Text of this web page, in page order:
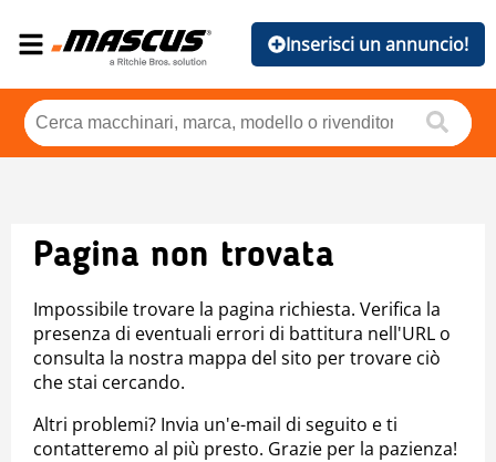
Inserisci un annuncio!
Pagina non trovata
Impossibile trovare la pagina richiesta. Verifica la
presenza di eventuali errori di battitura nell'URL o
consulta la nostra mappa del sito per trovare ciò
che stai cercando.
Altri problemi? Invia un'e-mail di seguito e ti
contatteremo al più presto. Grazie per la pazienza!